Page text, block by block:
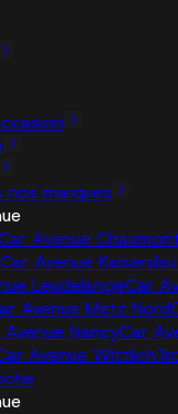
marques
Avenue Chaumont
Car Avenue
LeudelangeCar
Avenue Metz Nord
Avenue NancyCar
Avenue Wittlich